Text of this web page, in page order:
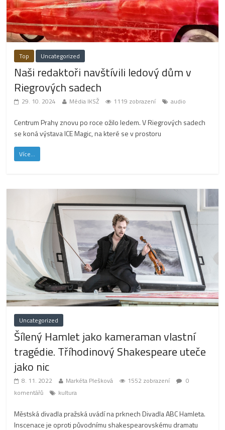
Top Uncategorized
Naši redaktoři navštívili ledový dům v
Riegrových sadech
29. 10. 2024 Média IKSŽ 1119 zobrazení audio
Centrum Prahy znovu po roce ožilo ledem. V Riegrových sadech
se koná výstava ICE Magic, na které se v prostoru
Více...
Uncategorized
Šílený Hamlet jako kameraman vlastní
tragédie. Tříhodinový Shakespeare uteče
jako nic
8. 11. 2022 Markéta Plešková 1552 zobrazení
0
komentářů
kultura
Městská divadla pražská uvádí na prknech Divadla ABC Hamleta.
Inscenace je oproti původnímu shakespearovskému dramatu